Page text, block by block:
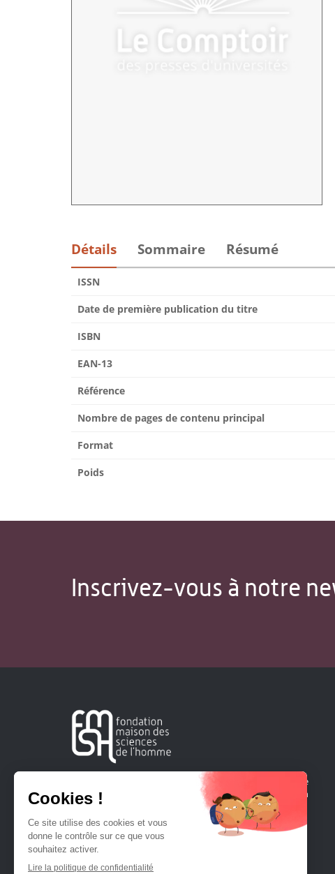
Détails Sommaire Résumé
ISSN
Date de première publication du titre
ISBN
EAN-13
Référence
Nombre de pages de contenu principal
Format
Poids
Inscrivez-vous à notre
Créée en 1963, la Fondation Maison Sciences de l'Homme
soutient la recherche et la diffusion des connaissances en
sciences humaines et sociales.